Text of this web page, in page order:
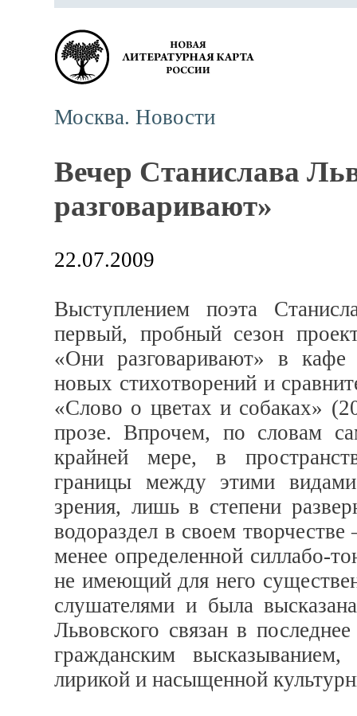
Москва. Новости
Вечер Станислава
разговаривают»
22.07.2009
Выступлением поэта
первый, пробный сезон
«Они разговаривают» в
новых стихотворений и
«Слово о цветах и собаках»
прозе. Впрочем, по словам
крайней мере, в
границы между этими
зрения, лишь в степени
водораздел в своем
менее определенной силлабо-
не имеющий для него
слушателями и была
Львовского связан в
гражданским
лирикой и насыщенной